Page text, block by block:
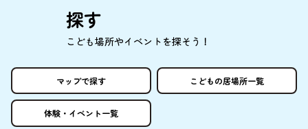
探す
こども場所やイベントを探そう！
マップで探す こどもの居場所一覧
体験 ・イベント一覧